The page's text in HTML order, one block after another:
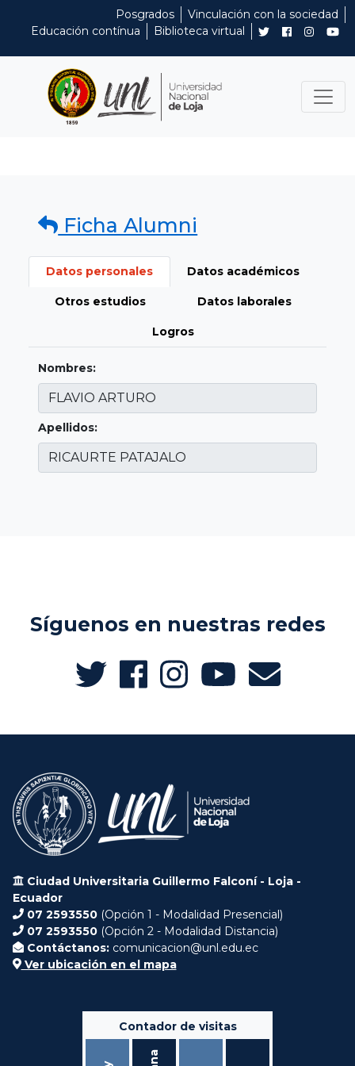
Posgrados
Vinculación con la sociedad
Educación contínua
Biblioteca virtual
Ficha Alumni
Datos personales Datos académicos
Otros estudios Datos laborales
Logros
Nombres:
Apellidos:
Síguenos en nuestras redes
Ciudad Universitaria Guillermo Falconí - Loja -
Ecuador
07 2593550 (Opción 1 - Modalidad Presencial)
07 2593550 (Opción 2 - Modalidad Distancia)
Contáctanos: comunicacion@unl.edu.ec
Ver ubicación en el mapa
Contador de visitas